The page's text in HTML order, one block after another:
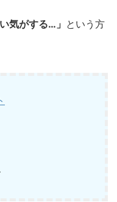
気がする…」 という方